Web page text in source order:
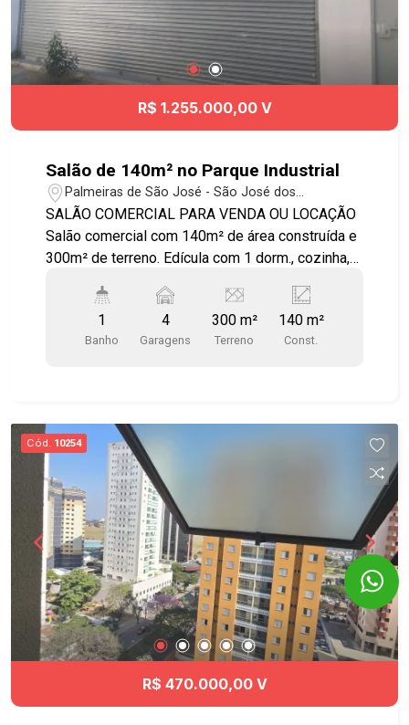
Dutra ao Aeroporto e a Shopping e demais
regiões da cidade. Agende sua visita!!!
#imobiliária #andarcorporativo #salacomercial
#salaemcondomínio
R$ 1.255.000,00 V
Salão de 140m² no Parque Industrial
Palmeiras de São José - São José dos
Campos/SP
SALÃO COMERCIAL PARA VENDA OU LOCAÇÃO
Salão comercial com 140m² de área construída e
300m² de terreno. Edícula com 1 dorm., cozinha,
automatizado. * Localizado próximo ao hospital
do Parque industrial! GA0183
1
Banho
4
Garagens
300 m²
Terreno
140 m²
Const.
Cód. 10254
R$ 470.000,00 V